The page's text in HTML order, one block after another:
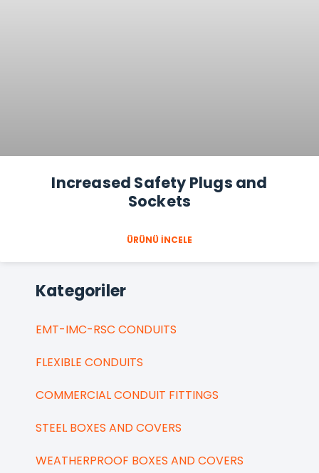
Kategoriler
EMT-IMC-RSC CONDUITS
FLEXIBLE CONDUITS
COMMERCIAL CONDUIT FITTINGS
STEEL BOXES AND COVERS
WEATHERPROOF BOXES AND COVERS
Increased Safety Plugs and
Sockets
ÜRÜNÜ İNCELE